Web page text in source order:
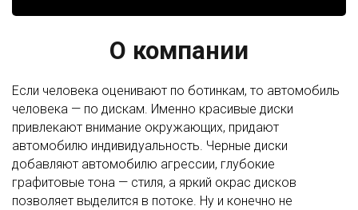
О компании
Если человека оценивают по ботинкам, то автомобиль
человека — по дискам. Именно красивые диски
привлекают внимание окружающих, придают
автомобилю индивидуальность. Черные диски
добавляют автомобилю агрессии, глубокие
графитовые тона — стиля, а яркий окрас дисков
позволяет выделится в потоке. Ну и конечно не